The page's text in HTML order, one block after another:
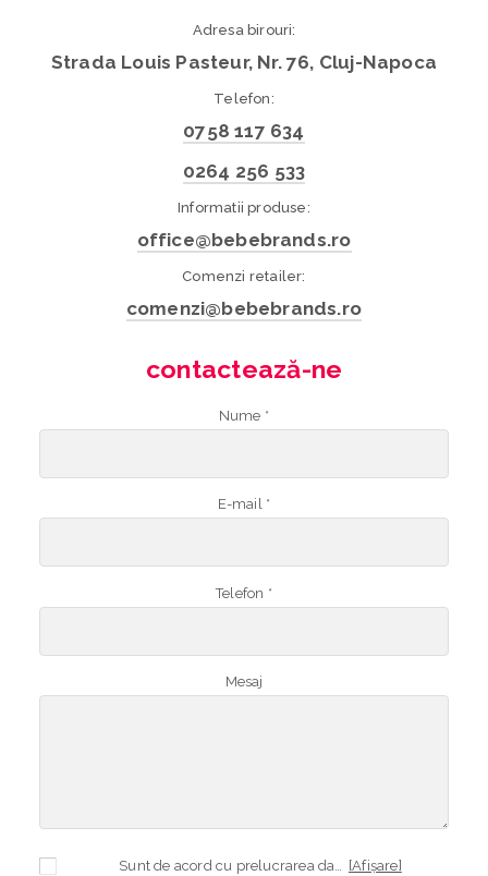
Adresa birouri:
Strada Louis Pasteur, Nr. 76, Cluj-Napoca
Telefon:
0758 117 634
0264 256 533
Informatii produse:
office@bebebrands.ro
Comenzi retailer:
comenzi@bebebrands.ro
contactează-ne
Nume *
E-mail *
Telefon *
Mesaj
[Afișare]